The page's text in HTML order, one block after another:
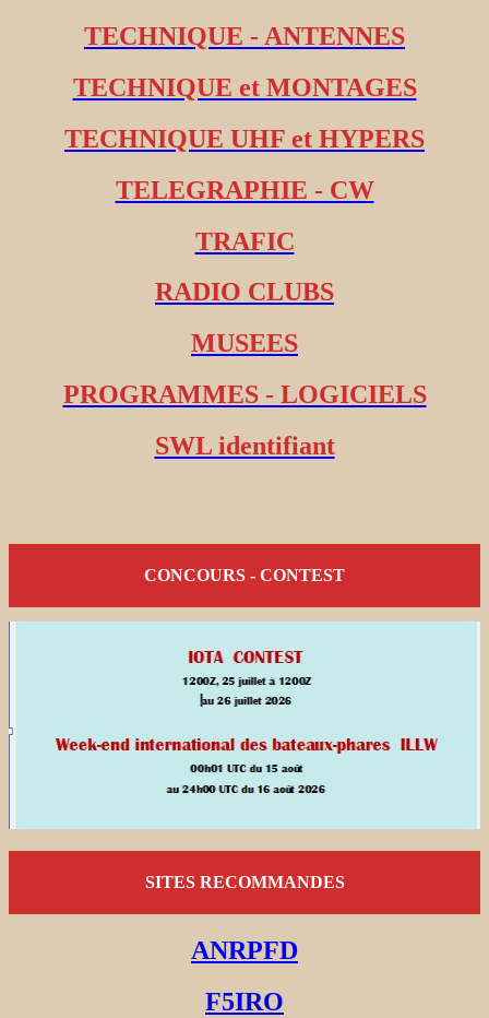
TECHNIQUE - ANTENNES
TECHNIQUE et MONTAGES
TECHNIQUE UHF et HYPERS
TELEGRAPHIE - CW
TRAFIC
RADIO CLUBS
MUSEES
PROGRAMMES - LOGICIELS
SWL identifiant
CONCOURS - CONTEST
SITES RECOMMANDES
ANRPFD
F5IRO